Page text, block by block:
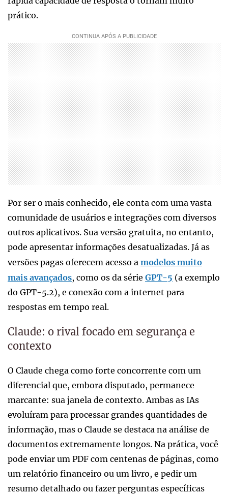
prático.
Por ser o mais conhecido, ele conta com uma vasta
comunidade de usuários e integrações com diversos
outros aplicativos. Sua versão gratuita, no entanto,
pode apresentar informações desatualizadas. Já as
versões pagas oferecem acesso a modelos muito
mais avançados, como os da série GPT-5 (a exemplo
do GPT-5.2), e conexão com a internet para
respostas em tempo real.
Claude: o rival focado em segurança e
contexto
O Claude chega como forte concorrente com um
diferencial que, embora disputado, permanece
marcante: sua janela de contexto. Ambas as IAs
evoluíram para processar grandes quantidades de
informação, mas o Claude se destaca na análise de
documentos extremamente longos. Na prática, você
pode enviar um PDF com centenas de páginas, como
um relatório financeiro ou um livro, e pedir um
resumo detalhado ou fazer perguntas específicas